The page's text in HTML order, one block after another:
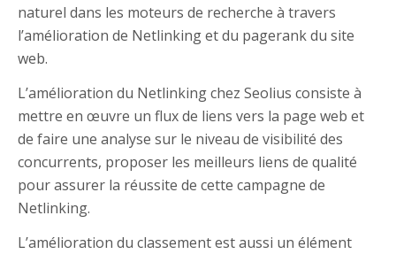
naturel dans les moteurs de recherche à travers
l’amélioration de Netlinking et du pagerank du site
web.
L’amélioration du Netlinking chez Seolius consiste à
mettre en œuvre un flux de liens vers la page web et
de faire une analyse sur le niveau de visibilité des
concurrents, proposer les meilleurs liens de qualité
pour assurer la réussite de cette campagne de
Netlinking.
L’amélioration du classement est aussi un élément